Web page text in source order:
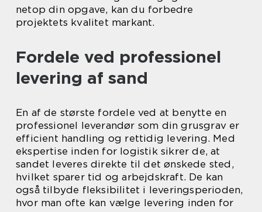
netop din opgave, kan du forbedre
projektets kvalitet markant.
Fordele ved professionel
levering af sand
En af de største fordele ved at benytte en
professionel leverandør som din grusgrav er
efficient handling og rettidig levering. Med
ekspertise inden for logistik sikrer de, at
sandet leveres direkte til det ønskede sted,
hvilket sparer tid og arbejdskraft. De kan
også tilbyde fleksibilitet i leveringsperioden,
hvor man ofte kan vælge levering inden for